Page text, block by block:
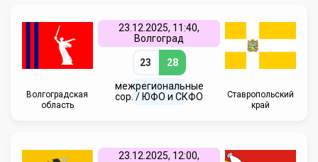
Волгоградская
область
23.12.2025, 11:40,
Волгоград
23 28
межрегиональные
сор. / ЮФО и СКФО
Ставропольский
край
23.12.2025, 12:00,